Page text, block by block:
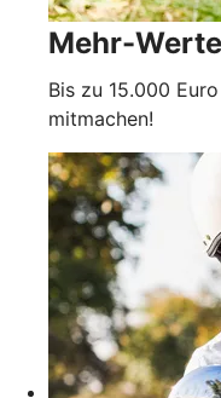
Mehr-
Bis zu 15.000
mitmachen!